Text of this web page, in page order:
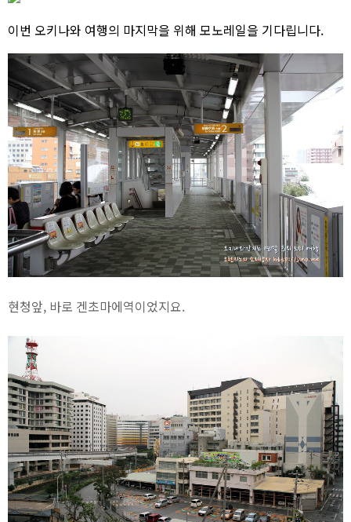
이번 오키나와 여행의 마지막을 위해 모노레일을 기다립니다.
현청앞, 바로 겐초마에역이었지요.